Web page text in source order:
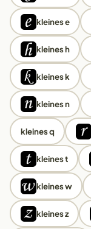
kleines e
kleines h
kleines k
kleines n
kleines q
kleines t
kleines w
kleines z